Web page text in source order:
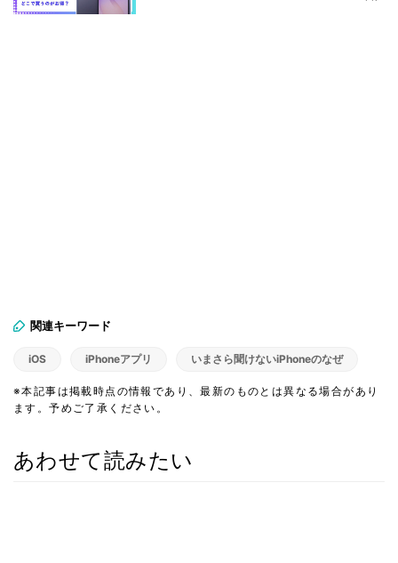
関連キーワード
iOS iPhoneアプリ いまさら聞けないiPhoneのなぜ
※本記事は掲載時点の情報であり、最新のものとは異なる場合があり
ます。予めご了承ください。
あわせて読みたい